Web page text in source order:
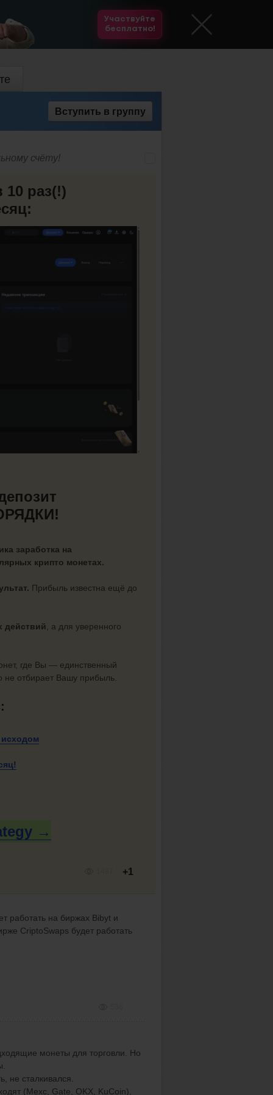
Участвуйте
бесплатно!
Вступить в группу
счёту!
раз(!)
заработка на
крипто монетах.
Прибыль известна ещё до
действий , а для уверенного
где Вы — единственный
не отбирает Вашу прибыль.
→
+1
работать на биржах Bibyt и
CriptoSwaps будет работать
монеты для торговли. Но
не сталкивался.
(Mexc, Gate, OKX, KuCoin),